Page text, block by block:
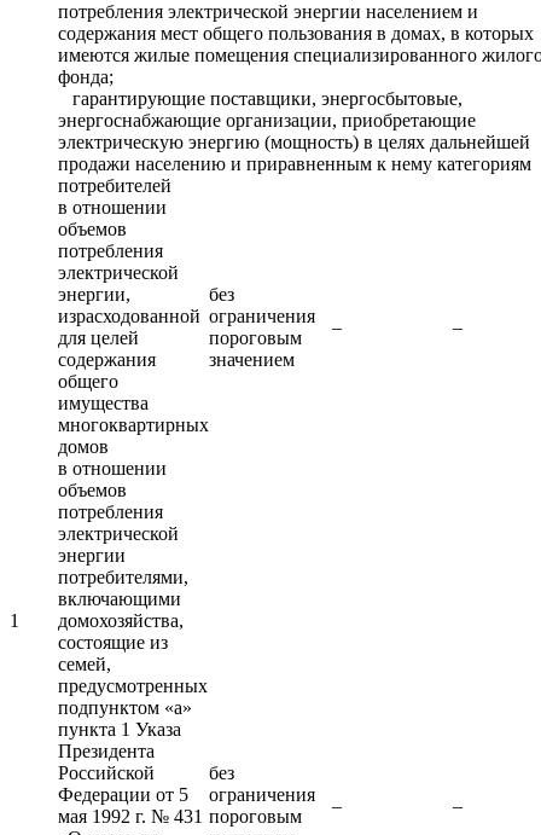
потребления электрической энергии населением и
содержания мест общего пользования в домах, в которых
имеются жилые помещения специализированного
фонда;
1
гарантирующие поставщики, энергосбытовые,
энергоснабжающие организации, приобретающие
электрическую энергию (мощность) в целях дальнейшей
продажи населению и приравненным к нему категориям
потребителей
в отношении
объемов
потребления
электрической
энергии,
израсходованной
для целей
содержания
общего
имущества
многоквартирных
домов
без
ограничения
пороговым
значением
– –
в отношении
объемов
потребления
электрической
энергии
потребителями,
включающими
домохозяйства,
состоящие из
семей,
предусмотренных
подпунктом «а»
пункта 1 Указа
Президента
Российской
Федерации от 5
мая 1992 г. № 431
без
ограничения
пороговым
– –